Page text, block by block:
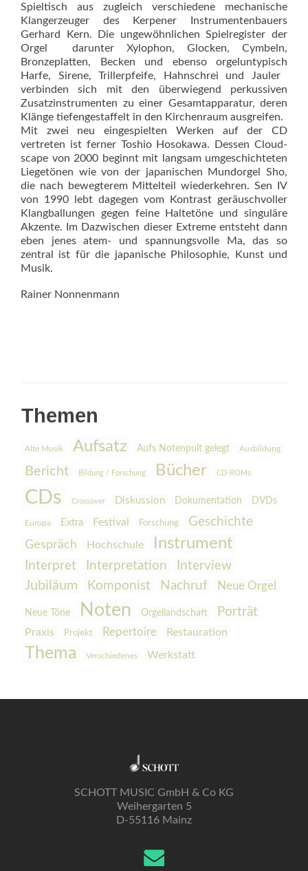
Spieltisch aus zugleich verschie­dene mechanische
Klangerzeuger des Kerpener Instrumentenbauers
Gerhard Kern. Die ungewöhnlichen Spiel­register der
Orgel  darunter Xylophon, Glocken, Cymbeln,
Bronzeplatten, Becken und ebenso orgel­untypisch
Harfe, Sirene, Trillerpfeife, Hahnschrei und Jauler 
verbinden sich mit den überwiegend perkus­siven
Zusatzinstrumenten zu einer Gesamtapparatur, deren
Klänge tie­fengestaffelt in den Kirchenraum ausgreifen.
Mit zwei neu eingespielten Werken auf der CD
vertreten ist ferner Toshio Hosokawa. Dessen Cloud­
scape von 2000 beginnt mit langsam umgeschichteten
Liegetönen wie von der japanischen Mundorgel Sho,
die nach bewegterem Mittelteil wiederkehren. Sen IV
von 1990 lebt dagegen vom Kontrast geräuschvoller
Klangballungen gegen feine Haltetöne und singuläre
Akzente. Im Dazwischen dieser Extreme entsteht dann
eben jenes atem- und spannungsvolle Ma, das so
zentral ist für die japanische Philosophie, Kunst und
Musik.
Rainer Nonnenmann
Themen
Alte Musik Aufsatz Aufs Notenpult gelegt Ausbildung
Bericht Bildung / Forschung Bücher CD-ROMs
CDs Crossover Diskussion Dokumentation DVDs
Europa Extra Festival Forschung Geschichte
Gespräch Hochschule Instrument
Interpret Interpretation
Interview
Jubiläum
Komponist Nachruf Neue Orgel
Neue Töne Noten Orgellandschaft Porträt
Praxis Projekt Repertoire Restauration
Thema Verschiedenes Werkstatt
SCHOTT MUSIC GmbH & Co KG
Weihergarten 5
D-55116 Mainz